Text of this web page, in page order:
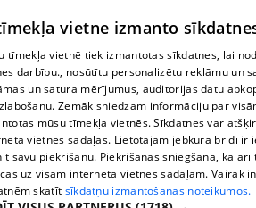
Ja tavs uzņēmums nav mūsu
1188 datu bāzes, tās daļas vai datu bāzē
vai informācijas daļas pavairošana vai
stingri aizliegta. Tāpat arī ir aizliegta
režīmā. Jebkura 1188 web lapā publicētā
pārpublicēšana ir kategoriski aizliegta bez
redakcijas atļaujas.
vietne izmanto
tīmekļa vietnē tiek izmantotas sīkdatnes, lai
darbību., nosūtītu personalizētu reklāmu un
un satura mērījumus, auditorijas datu
Zemāk sniedzam informāciju par
mūsu tīmekļa vietnēs. Sīkdatnes var
vietnes sadaļas. Lietotājam jebkurā brīdī ir
savu piekrišanu. Piekrišanas sniegšana, kā
uz visām interneta vietnes sadaļām. Vairāk
skatīt sīkdatņu izmantošanas noteikumos.